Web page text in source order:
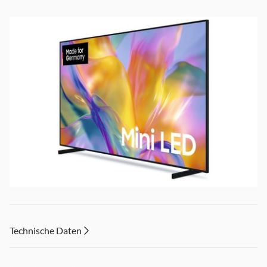
intelligenten Gesprächspartner für Antworten auf fast
Technische Daten